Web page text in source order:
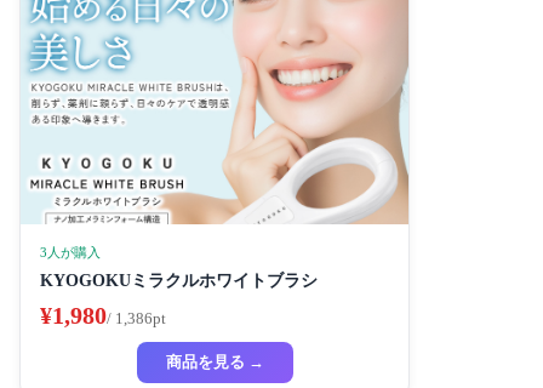
3人が購入
KYOGOKUミラクルホワイトブラシ
¥1,980/ 1,386pt
商品を見る →